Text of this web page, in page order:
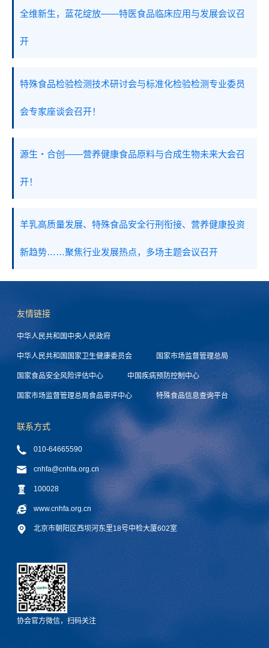
全维新生，蓝花绽放——特医食品临床应用与发展会议召
开
特殊食品检验检测技术研讨会与标准化检验检测专业委员
会专家座谈会召开！
源生・合创——营养健康食品原料与合成生物未来大会召
开！
羊乳高质量发展、特殊食品安全行刑衔接、营养健康投资
新趋势……聚焦行业发展热点，多场主题会议召开
友情链接
中华人民共和国中央人民政府
中华人民共和国国家卫生健康委员会 国家市场监督管理总局
国家食品安全风险评估中心 中国疾病预防控制中心
国家市场监督管理总局食品审评中心 特殊食品信息查询平台
联系方式
010-64665590
cnhfa@cnhfa.org.cn
100028
www.cnhfa.org.cn
北京市朝阳区西坝河东里18号中检大厦602室
协会官方微信，扫码关注